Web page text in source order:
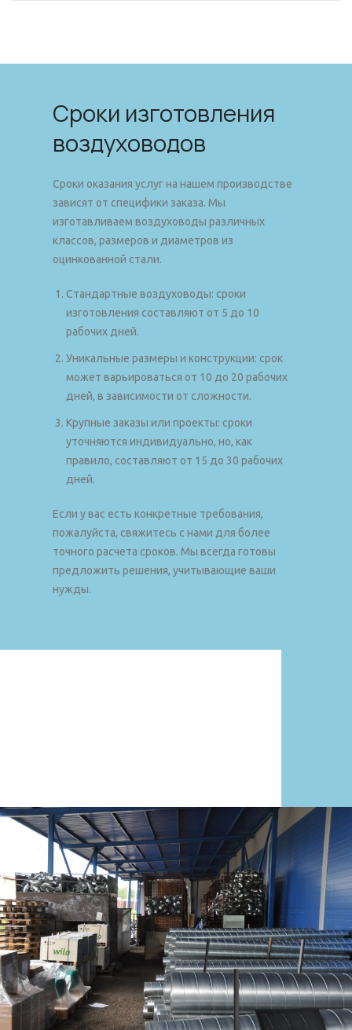
Сроки изготовления
воздуховодов
Сроки оказания услуг на нашем производстве
зависят от специфики заказа. Мы
изготавливаем воздуховоды различных
классов, размеров и диаметров из
оцинкованной стали.
Стандартные воздуховоды: сроки
изготовления составляют от 5 до 10
рабочих дней.
Уникальные размеры и конструкции: срок
может варьироваться от 10 до 20 рабочих
дней, в зависимости от сложности.
Крупные заказы или проекты: сроки
уточняются индивидуально, но, как
правило, составляют от 15 до 30 рабочих
дней.
Если у вас есть конкретные требования,
пожалуйста, свяжитесь с нами для более
точного расчета сроков. Мы всегда готовы
предложить решения, учитывающие ваши
нужды.